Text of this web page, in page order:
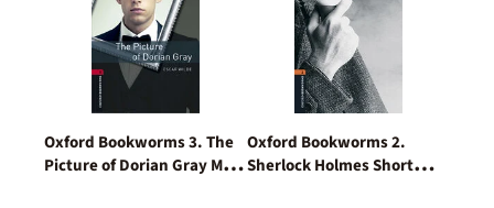
Oxford Bookworms 3. The
Picture of Dorian Gray MP3
Oxford Bookworms 2.
Sherlock Holmes Short